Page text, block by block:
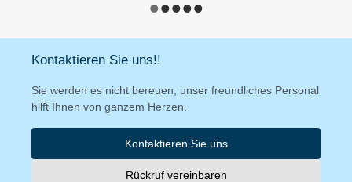
Kontaktieren Sie uns!!
Sie werden es nicht bereuen, unser freundliches Personal
hilft Ihnen von ganzem Herzen.
Kontaktieren Sie uns
Rückruf vereinbaren